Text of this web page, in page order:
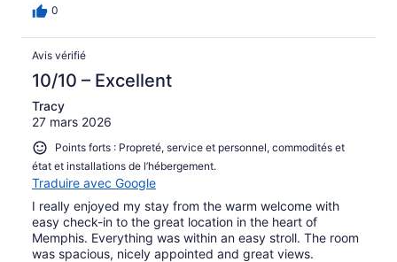
0
Avis vérifié
10/10 – Excellent
Tracy
27 mars 2026
Points forts : Propreté, service et personnel, commodités et
état et installations de l’hébergement.
Traduire avec Google
I really enjoyed my stay from the warm welcome with
easy check-in to the great location in the heart of
Memphis. Everything was within an easy stroll. The room
was spacious, nicely appointed and great views.